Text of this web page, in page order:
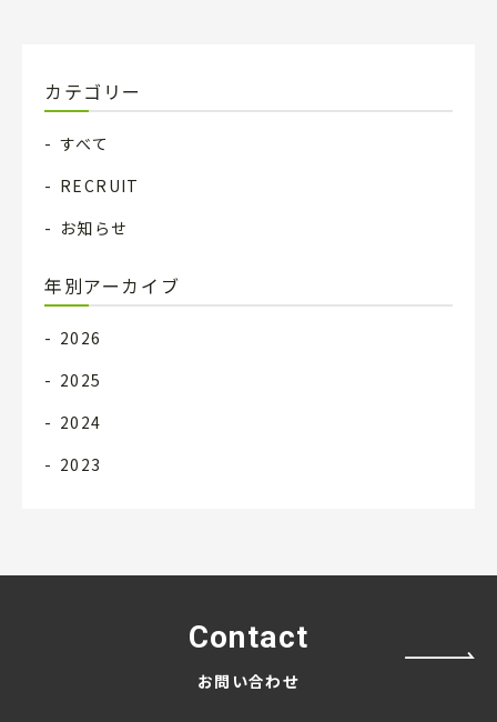
カテゴリー
すべて
RECRUIT
お知らせ
年別アーカイブ
2026
2025
2024
2023
Contact
お問い合わせ